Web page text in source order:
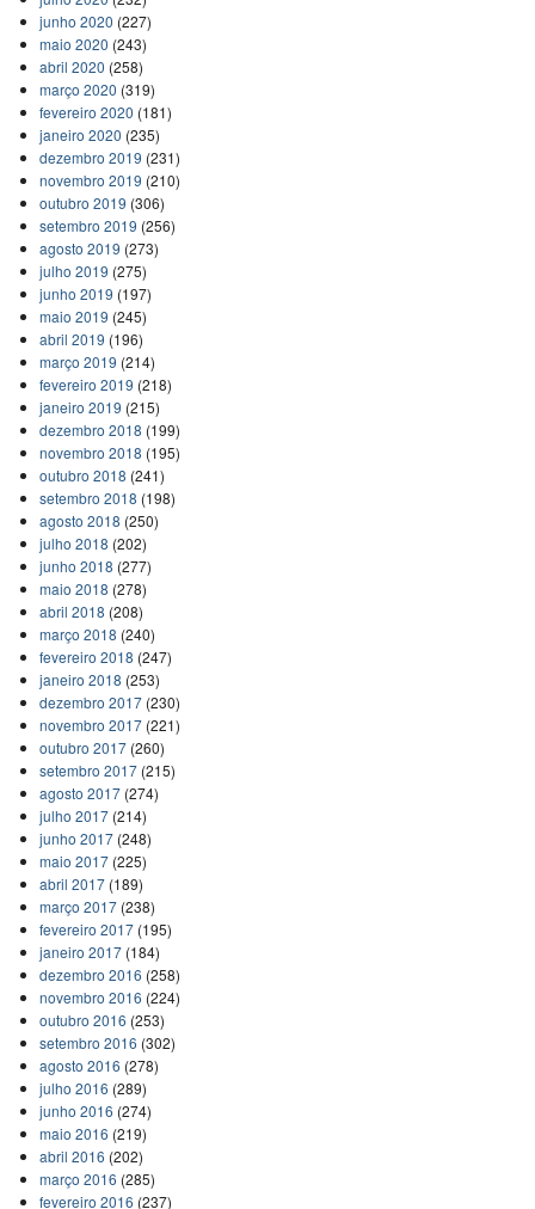
junho 2020 (227)
maio 2020 (243)
abril 2020 (258)
março 2020 (319)
fevereiro 2020 (181)
janeiro 2020 (235)
dezembro 2019 (231)
novembro 2019 (210)
outubro 2019 (306)
setembro 2019 (256)
agosto 2019 (273)
julho 2019 (275)
junho 2019 (197)
maio 2019 (245)
abril 2019 (196)
março 2019 (214)
fevereiro 2019 (218)
janeiro 2019 (215)
dezembro 2018 (199)
novembro 2018 (195)
outubro 2018 (241)
setembro 2018 (198)
agosto 2018 (250)
julho 2018 (202)
junho 2018 (277)
maio 2018 (278)
abril 2018 (208)
março 2018 (240)
fevereiro 2018 (247)
janeiro 2018 (253)
dezembro 2017(230)
novembro 2017(221)
outubro 2017(260)
setembro 2017(215)
agosto 2017(274)
julho 2017(214)
junho 2017(248)
maio 2017(225)
abril 2017(189)
março 2017(238)
fevereiro 2017(195)
janeiro 2017(184)
dezembro 2016 (258)
novembro 2016 (224)
outubro 2016 (253)
setembro 2016 (302)
agosto 2016 (278)
julho 2016 (289)
junho 2016 (274)
maio 2016 (219)
abril 2016 (202)
março 2016 (285)
fevereiro 2016 (237)